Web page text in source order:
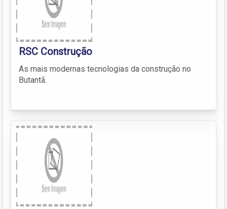
RSC Construção
As mais modernas tecnologias da construção no
Butantã.